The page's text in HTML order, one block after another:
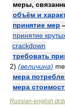
меры,
объём и
принятие мер
принятие
crackdown
требовать
2) (величина)
мера
мера
Russian-english